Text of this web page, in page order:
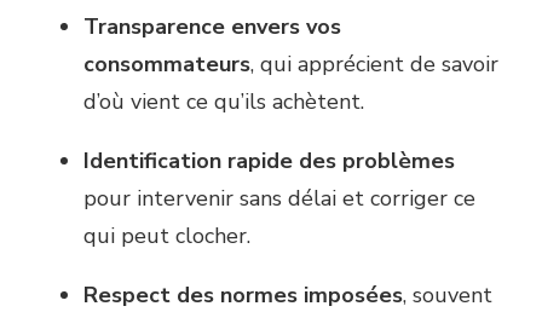
Transparence envers vos
consommateurs, qui apprécient de savoir
d’où vient ce qu’ils achètent.
Identification rapide des problèmes
pour intervenir sans délai et corriger ce
qui peut clocher.
Respect des normes imposées, souvent